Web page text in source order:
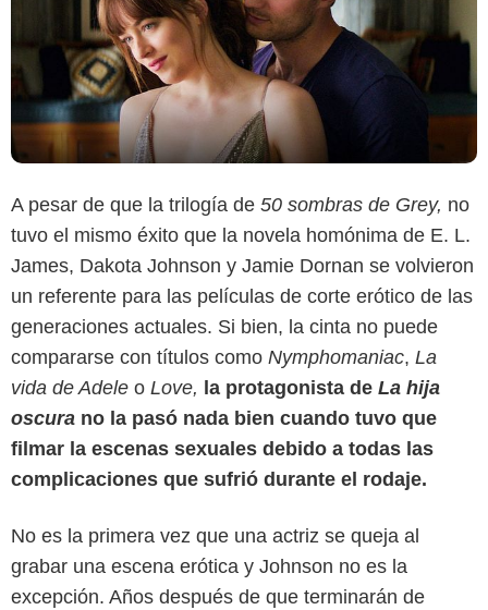
A pesar de que la trilogía de 50 sombras de Grey, no
tuvo el mismo éxito que la novela homónima de E. L.
James, Dakota Johnson y Jamie Dornan se volvieron
un referente para las películas de corte erótico de las
generaciones actuales. Si bien, la cinta no puede
compararse con títulos como Nymphomaniac, La
vida de Adele o Love, la protagonista de La hija
oscura no la pasó nada bien cuando tuvo que
filmar la escenas sexuales debido a todas las
complicaciones que sufrió durante el rodaje.
No es la primera vez que una actriz se queja al
grabar una escena erótica y Johnson no es la
excepción. Años después de que terminarán de